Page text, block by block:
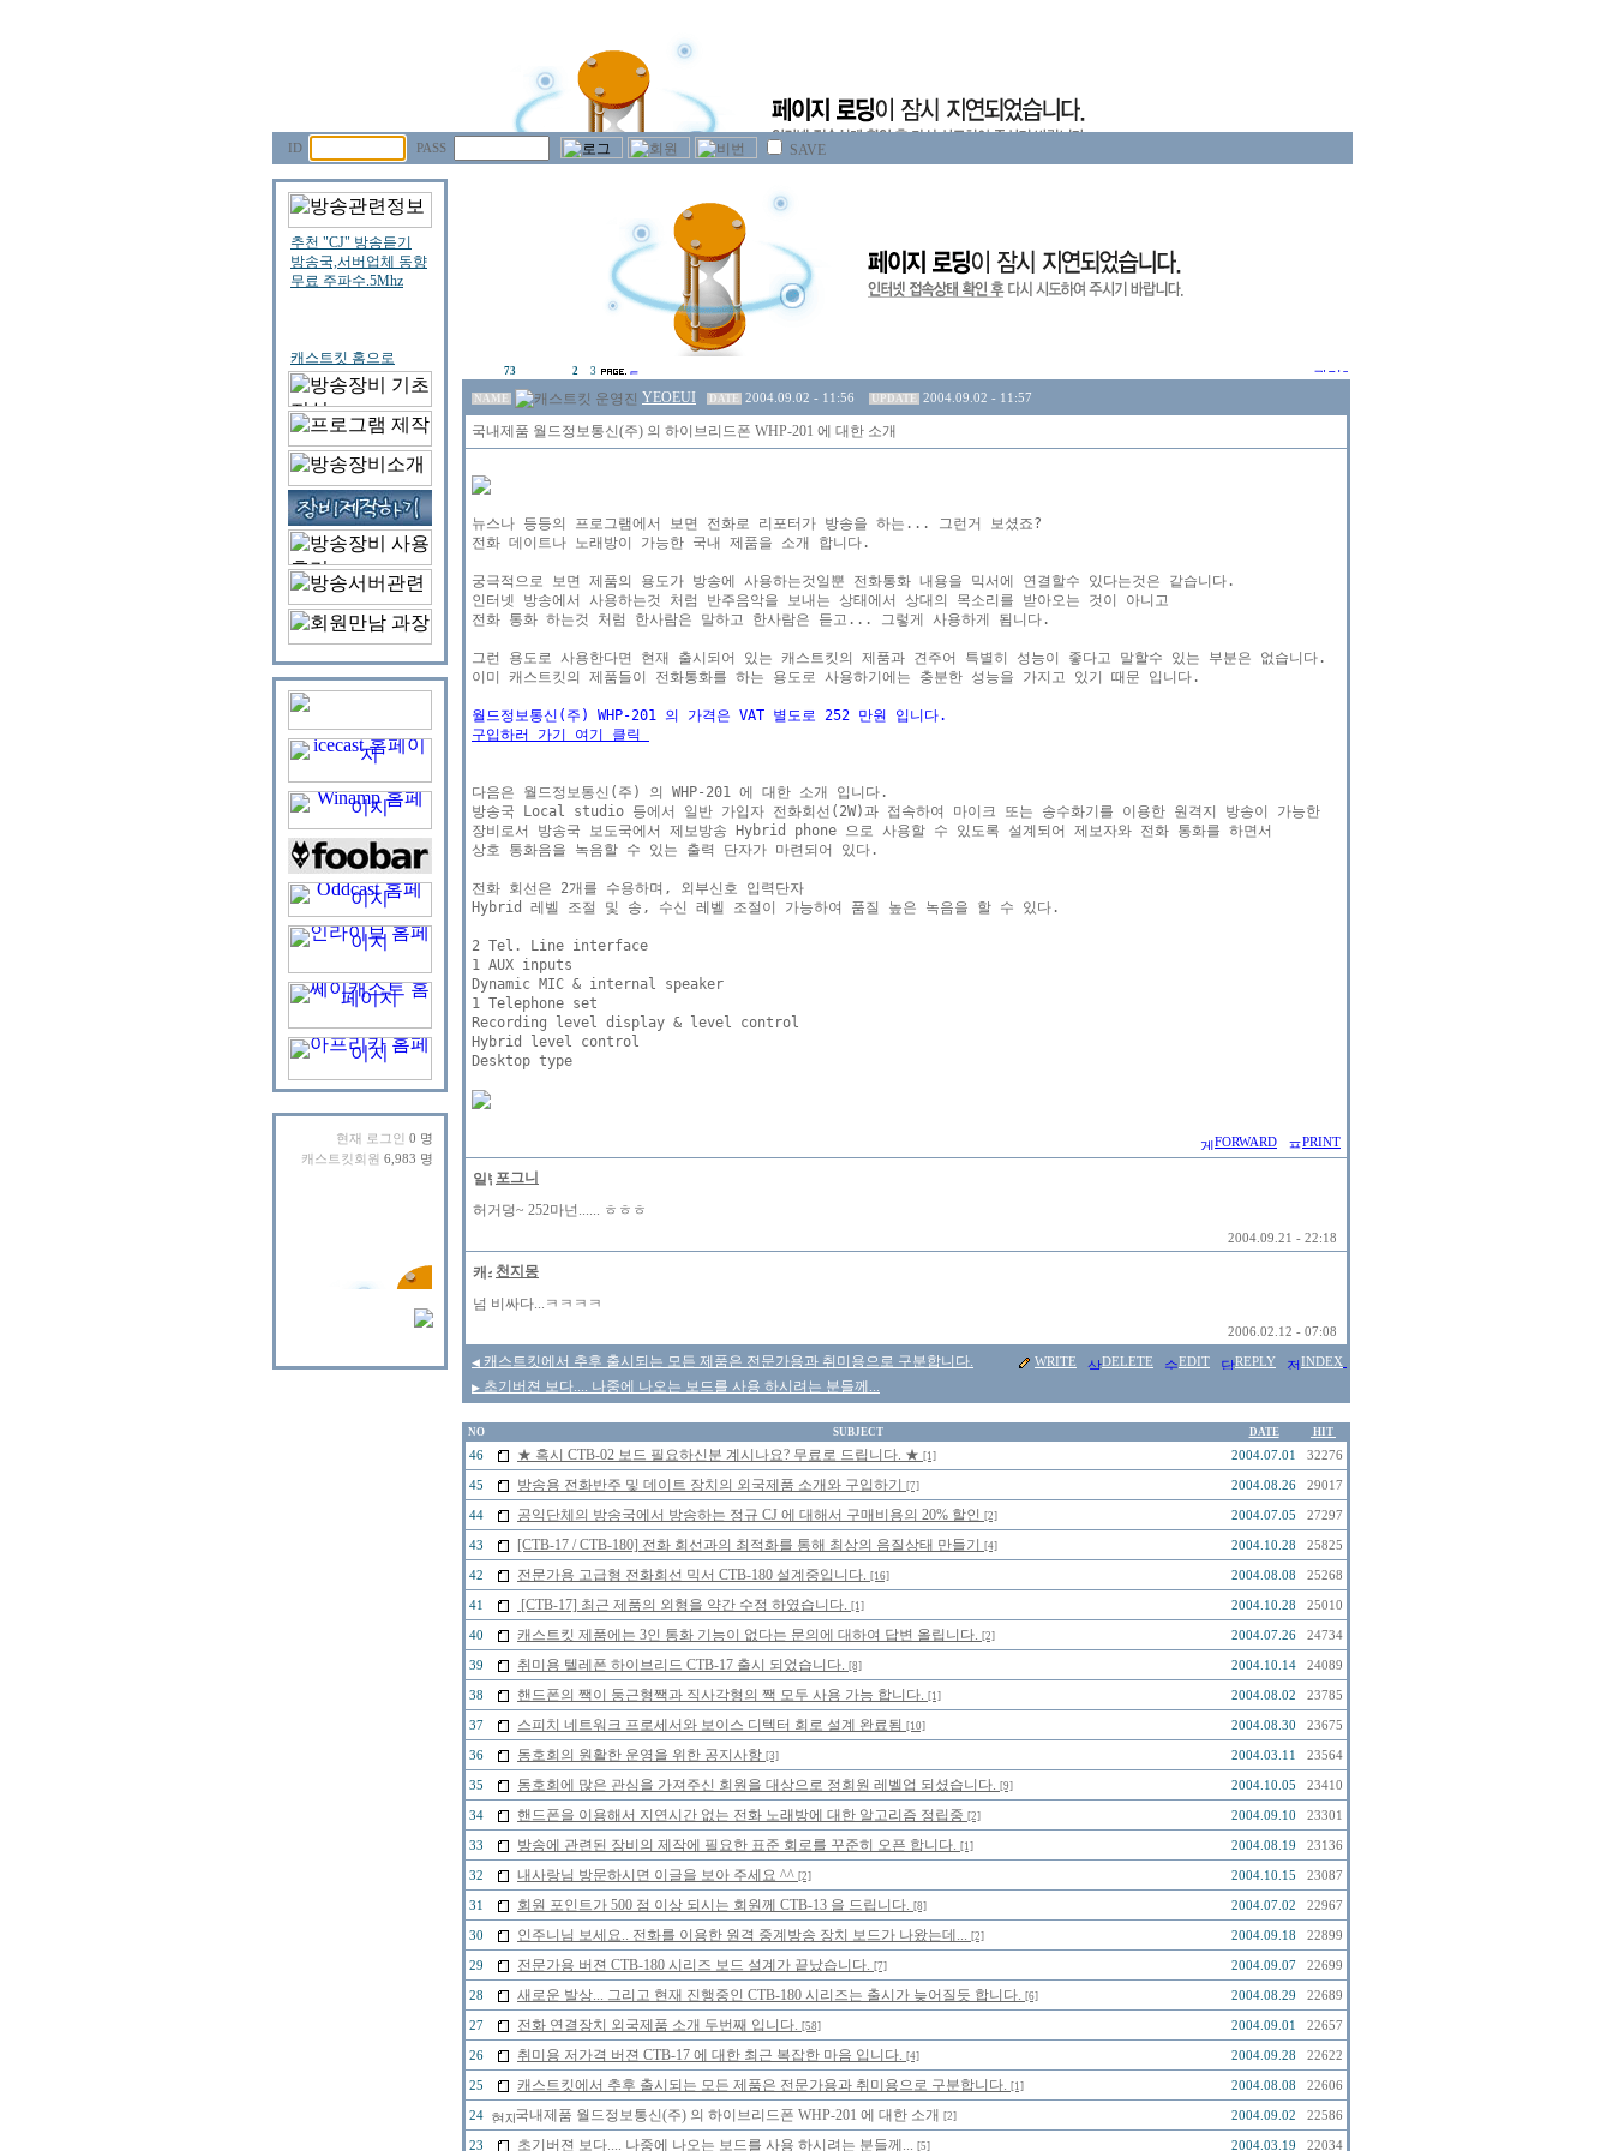
ID PASS SAVE
현재 로그인 0 명
캐스트킷회원 6,983 명
73 2 3
NAME YEOEUI DATE 2004.09.02 - 11:56 UPDATE 2004.09.02 - 11:57
국내제품 월드정보통신(주) 의 하이브리드폰 WHP-201 에 대한 소개
뉴스나 등등의 프로그램에서 보면 전화로 리포터가 방송을 하는... 그런거 보셨죠?
전화 데이트나 노래방이 가능한 국내 제품을 소개 합니다.
궁극적으로 보면 제품의 용도가 방송에 사용하는것일뿐 전화통화 내용을 믹서에 연결할수 있다는것은 같습니다.
인터넷 방송에서 사용하는것 처럼 반주음악을 보내는 상태에서 상대의 목소리를 받아오는 것이 아니고
전화 통화 하는것 처럼 한사람은 말하고 한사람은 듣고... 그렇게 사용하게 됨니다.
그런 용도로 사용한다면 현재 출시되어 있는 캐스트킷의 제품과 견주어 특별히 성능이 좋다고 말할수 있는 부분은 없습니다.
이미 캐스트킷의 제품들이 전화통화를 하는 용도로 사용하기에는 충분한 성능을 가지고 있기 때문 입니다.
월드정보통신(주) WHP-201 의 가격은 VAT 별도로 252 만원 입니다.
구입하러 가기 여기 클릭
다음은 월드정보통신(주) 의 WHP-201 에 대한 소개 입니다.
방송국 Local studio 등에서 일반 가입자 전화회선(2W)과 접속하여 마이크 또는 송수화기를 이용한 원격지 방송이 가능한
장비로서 방송국 보도국에서 제보방송 Hybrid phone 으로 사용할 수 있도록 설계되어 제보자와 전화 통화를 하면서
상호 통화음을 녹음할 수 있는 출력 단자가 마련되어 있다.
전화 회선은 2개를 수용하며, 외부신호 입력단자
Hybrid 레벨 조절 및 송, 수신 레벨 조절이 가능하여 품질 높은 녹음을 할 수 있다.
2 Tel. Line interface
1 AUX inputs
Dynamic MIC & internal speaker
1 Telephone set
Recording level display & level control
Hybrid level control
Desktop type
FORWARD PRINT
포그니
허거덩~ 252마넌...... ㅎㅎㅎ
2004.09.21 - 22:18
천지몽
넘 비싸다...ㅋㅋㅋㅋ
2006.02.12 - 07:08
◀ 캐스트킷에서 추후 출시되는 모든 제품은 전문가용과 취미용으로 구분합니다.
▶ 초기버젼 보다.... 나중에 나오는 보드를 사용 하시려는 분들께...
WRITE DELETE EDIT REPLY INDEX
NO SUBJECT DATE HIT
46 ★ 혹시 CTB-02 보드 필요하신분 계시나요? 무료로 드립니다. ★ [1] 2004.07.01 32276
45 방송용 전화반주 및 데이트 장치의 외국제품 소개와 구입하기 [7] 2004.08.26 29017
44 공익단체의 방송국에서 방송하는 정규 CJ 에 대해서 구매비용의 20% 할인 [2] 2004.07.05 27297
43 [CTB-17 / CTB-180] 전화 회선과의 최적화를 통해 최상의 음질상태 만들기 [4] 2004.10.28 25825
42 전문가용 고급형 전화회선 믹서 CTB-180 설계중입니다. [16] 2004.08.08 25268
41 [CTB-17] 최근 제품의 외형을 약간 수정 하였습니다. [1] 2004.10.28 25010
40 캐스트킷 제품에는 3인 통화 기능이 없다는 문의에 대하여 답변 올립니다. [2] 2004.07.26 24734
39 취미용 텔레폰 하이브리드 CTB-17 출시 되었습니다. [8] 2004.10.14 24089
38 핸드폰의 짹이 둥근형짹과 직사각형의 짹 모두 사용 가능 합니다. [1] 2004.08.02 23785
37 스피치 네트워크 프로세서와 보이스 디텍터 회로 설계 완료됨 [10] 2004.08.30 23675
36 동호회의 원활한 운영을 위한 공지사항 [3] 2004.03.11 23564
35 동호회에 많은 관심을 가져주신 회원을 대상으로 정회원 레벨업 되셨습니다. [9] 2004.10.05 23410
34 핸드폰을 이용해서 지연시간 없는 전화 노래방에 대한 알고리즘 정립중 [2] 2004.09.10 23301
33 방송에 관련된 장비의 제작에 필요한 표준 회로를 꾸준히 오픈 합니다. [1] 2004.08.19 23136
32 내사랑님 방문하시면 이글을 보아 주세요 ^^ [2] 2004.10.15 23087
31 회원 포인트가 500 점 이상 되시는 회원께 CTB-13 을 드립니다. [8] 2004.07.02 22967
30 인주니님 보세요.. 전화를 이용한 원격 중계방송 장치 보드가 나왔는데... [2] 2004.09.18 22899
29 전문가용 버젼 CTB-180 시리즈 보드 설계가 끝났습니다. [7] 2004.09.07 22699
28 새로운 발상... 그리고 현재 진행중인 CTB-180 시리즈는 출시가 늦어질듯 합니다. [6] 2004.08.29 22689
27 전화 연결장치 외국제품 소개 두번째 입니다. [58] 2004.09.01 22657
26 취미용 저가격 버젼 CTB-17 에 대한 최근 복잡한 마음 입니다. [4] 2004.09.28 22622
25 캐스트킷에서 추후 출시되는 모든 제품은 전문가용과 취미용으로 구분합니다. [1] 2004.08.08 22606
24 국내제품 월드정보통신(주) 의 하이브리드폰 WHP-201 에 대한 소개 [2] 2004.09.02 22586
23 초기버젼 보다.... 나중에 나오는 보드를 사용 하시려는 분들께... [5] 2004.03.19 22034